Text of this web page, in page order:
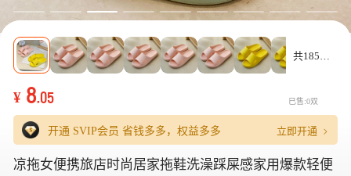
共185款
¥ 8.05 已售:0双
开通 SVIP会员 省钱多多，权益多多 立即开通
凉拖女便携旅店时尚居家拖鞋洗澡踩屎感家用爆款轻便